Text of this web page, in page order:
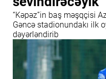
“Kəpəz”in baş məşqçisi
Gəncə stadionundakı ilk
dəyərləndirib